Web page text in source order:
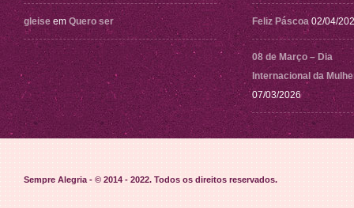
gleise em Quero ser Feliz Páscoa 02/04/
08 de Março – Dia
Internacional da
07/03/2026
Sempre Alegria - © 2014 - 2022. Todos os direitos reservados.